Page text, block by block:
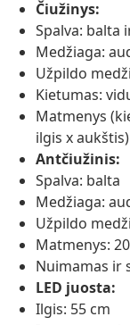
Čiužinys:
Spalva: balta
Medžiaga:
Užpildo
Kietumas:
Matmenys
ilgis x aukštis)
Antčiužinis:
Spalva: balta
Medžiaga:
Užpildo
Matmenys:
Nuimamas ir
LED juosta:
Ilgis: 55 cm